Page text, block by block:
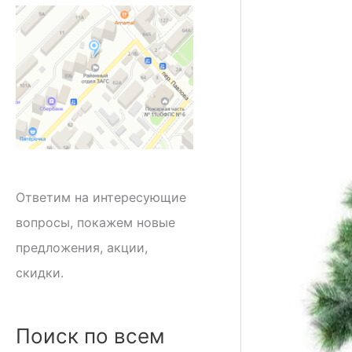
Ответим на интересующие
вопросы, покажем новые
предложения, акции,
скидки.
Поиск по всем